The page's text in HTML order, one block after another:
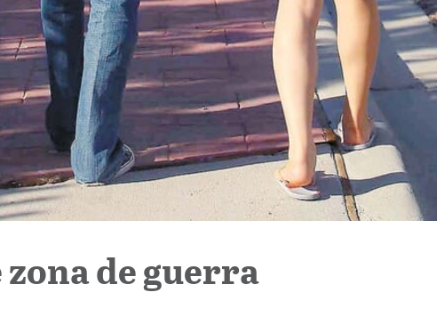
de guerra